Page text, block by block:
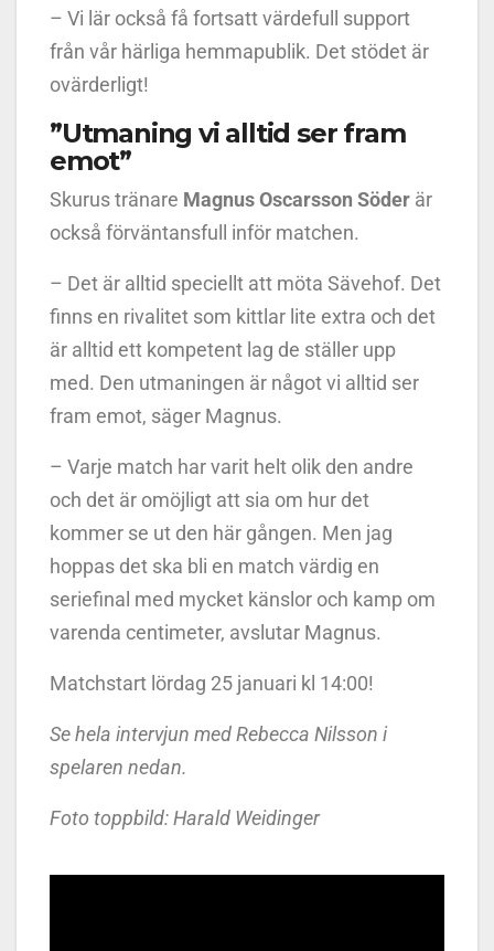
– Vi lär också få fortsatt värdefull support
från vår härliga hemmapublik. Det stödet är
ovärderligt!
”Utmaning vi alltid ser fram
emot”
Skurus tränare Magnus Oscarsson Söder är
också förväntansfull inför matchen.
– Det är alltid speciellt att möta Sävehof. Det
finns en rivalitet som kittlar lite extra och det
är alltid ett kompetent lag de ställer upp
med. Den utmaningen är något vi alltid ser
fram emot, säger Magnus.
– Varje match har varit helt olik den andre
och det är omöjligt att sia om hur det
kommer se ut den här gången. Men jag
hoppas det ska bli en match värdig en
seriefinal med mycket känslor och kamp om
varenda centimeter, avslutar Magnus.
Matchstart lördag 25 januari kl 14:00!
Se hela intervjun med Rebecca Nilsson i
spelaren nedan.
Foto toppbild: Harald Weidinger